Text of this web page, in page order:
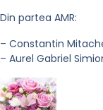
Din partea AMR:
– Constantin
– Aurel Gabriel